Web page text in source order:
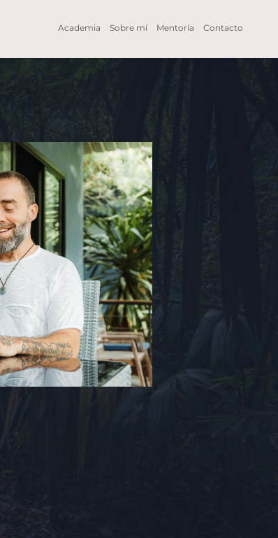
Academia Sobre mí Mentoría Contacto